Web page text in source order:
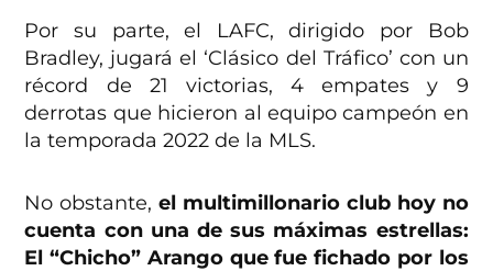
Por su parte, el LAFC, dirigido por Bob
Bradley, jugará el ‘Clásico del Tráfico’ con un
récord de 21 victorias, 4 empates y 9
derrotas que hicieron al equipo campeón en
la temporada 2022 de la MLS.
No obstante,el multimillonario club hoy no
cuenta con una de sus máximas estrellas:
El “Chicho” Arango que fue fichado por los